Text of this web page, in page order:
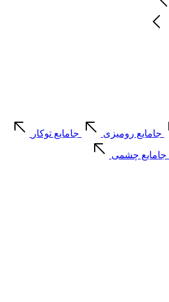
جامایع رومیزی جامایع توکار
جامایع چشمی